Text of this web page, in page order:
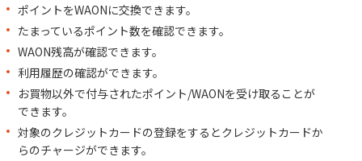
ポイントをWAONに交換できます。
たまっているポイント数を確認できます。
WAON残高が確認できます。
利用履歴の確認ができます。
お買物以外で付与されたポイント/WAONを受け取ることが
できます。
対象のクレジットカードの登録をするとクレジットカードか
らのチャージができます。